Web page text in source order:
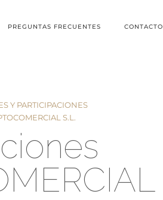
PREGUNTAS FRECUENTES CONTACTO
Y PARTICIPACIONES
S.L.